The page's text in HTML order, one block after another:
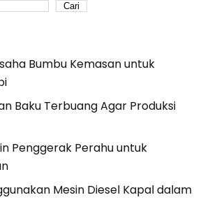
Cari
Bumbu Kemasan untuk
Baku Terbuang Agar Produksi
Penggerak Perahu untuk
Mesin Diesel Kapal dalam